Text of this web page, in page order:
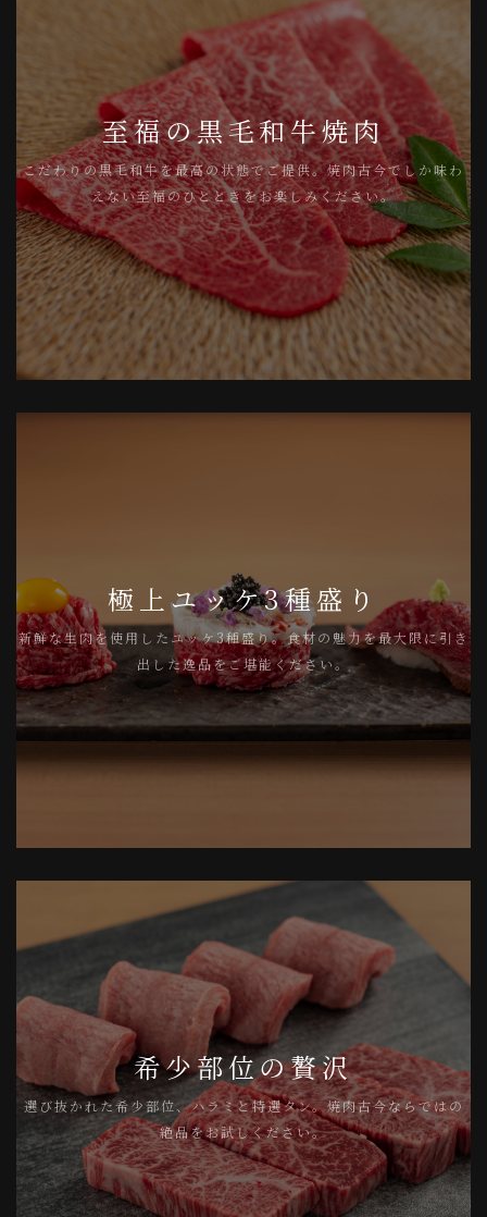
至福の黒毛和牛焼肉
こだわりの黒毛和牛を最高の状態でご提供。焼肉古今でしか味わ
えない至福のひとときをお楽しみください。
極上ユッケ3種盛り
新鮮な生肉を使用したユッケ3種盛り。食材の魅力を最大限に引き
出した逸品をご堪能ください。
希少部位の贅沢
選び抜かれた希少部位、ハラミと特選タン。焼肉古今ならではの
絶品をお試しください。